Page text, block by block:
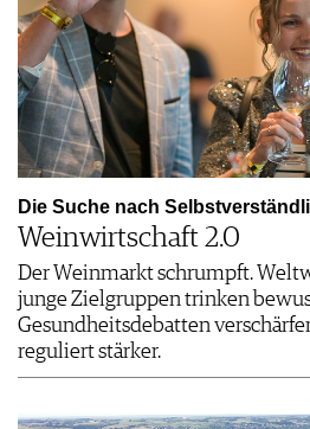
Die Suche nach
Weinwirtschaft 2.0
Der Weinmarkt schrumpft.
junge Zielgruppen trinken
Gesundheitsdebatten
reguliert stärker.